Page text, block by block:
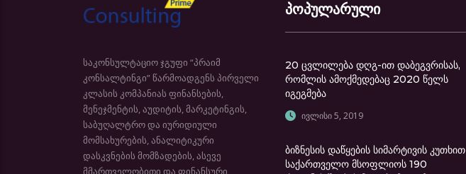
საკონსულტაციო ჯგუფი “პრაიმ
კონსალტინგი” წარმოადგენს პირველი
კლასის კომპანიას ფინანსების,
მენეჯმენტის, აუდიტის, მარკეტინგის,
საბუღალტრო და იურიდიული
მომსახურების, ანალიტიკური
დასკვნების მომზადების, ასევე
მმართველობითი და ფინანსური
პოპულარული
20 ცვლილება დღგ-ით დაბეგვრისას,
რომლის ამოქმედებაც 2020 წელს
იგეგმება
ივლისი 5, 2019
ბიზნესის დაწყების სიმარტივის კუთხით
საქართველო მსოფლიოს 190